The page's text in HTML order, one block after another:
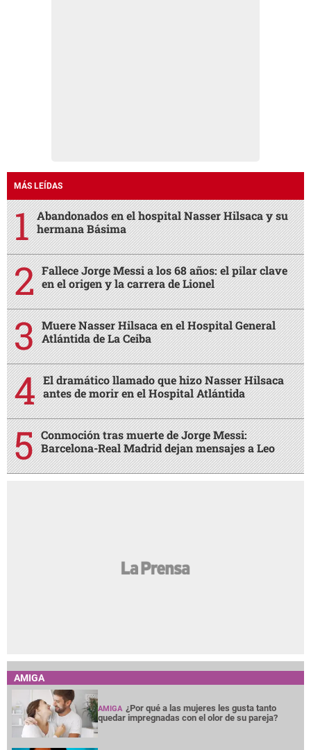
MÁS LEÍDAS
Abandonados en el hospital Nasser Hilsaca y su
hermana Básima
Fallece Jorge Messi a los 68 años: el pilar clave
en el origen y la carrera de Lionel
Muere Nasser Hilsaca en el Hospital General
Atlántida de La Ceiba
El dramático llamado que hizo Nasser Hilsaca
antes de morir en el Hospital Atlántida
Conmoción tras muerte de Jorge Messi:
Barcelona-Real Madrid dejan mensajes a Leo
AMIGA
AMIGA ¿Por qué a las mujeres les gusta tanto
quedar impregnadas con el olor de su pareja?